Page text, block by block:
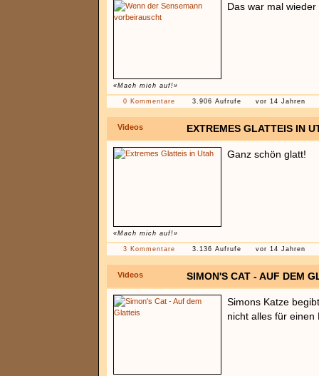
«Mach mich auf!»
Das war mal
0 Kommentare 3.906 Aufrufe vor 14 Jahren
Videos EXTREMES GLATTEIS IN
«Mach mich auf!»
Ganz schön glatt!
3 Kommentare 3.136 Aufrufe vor 14 Jahren
Videos SIMON'S CAT - AUF DEM
Simons Katze
nicht alles für einen